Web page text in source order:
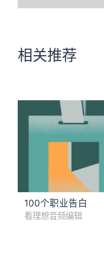
相关推荐
100个职业告白
看理想音频编辑